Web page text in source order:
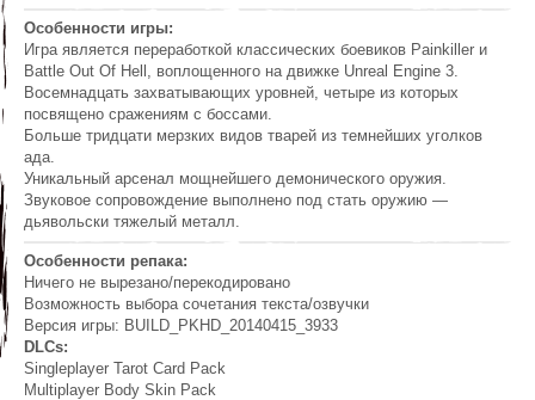
Особенности игры:
Игра является переработкой классических боевиков Painkiller и
Battle Out Of Hell, воплощенного на движке Unreal Engine 3.
Восемнадцать захватывающих уровней, четыре из которых
посвящено сражениям с боссами.
Больше тридцати мерзких видов тварей из темнейших уголков
ада.
Уникальный арсенал мощнейшего демонического оружия.
Звуковое сопровождение выполнено под стать оружию —
дьявольски тяжелый металл.
Особенности репака:
Ничего не вырезано/перекодировано
Возможность выбора сочетания текста/озвучки
Версия игры: BUILD_PKHD_20140415_3933
DLCs:
Sіngleplayer Tarot Card Pаck
Multiplayer Bоdy Skin Pаck